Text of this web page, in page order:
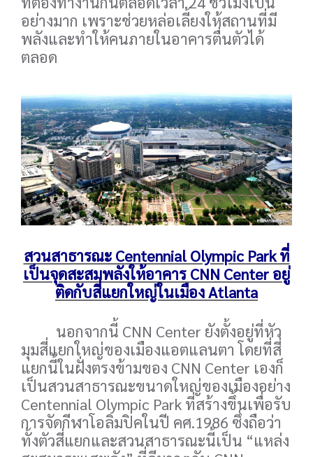
อย่างมาก เพราะช่วยหล่อเลี้ยงให้สถานที่มี
พลังและทำให้คนภายในอาคารตื่นตัวได้
ตลอด
สวนสาธารณะ Centennial Olympic Park ที่
เป็นจุดสะสมพลังให้อาคาร CNN Center อยู่
ติดกับสี่แยกใหญ่ในเมือง Atlanta
นอกจากนี้ CNN Center ยังตั้งอยู่ที่หัว
มุมสี่แยกใหญ่ของเมืองแอตแลนตา โดยที่สี่
แยกนี้ในฝั่งตรงข้ามของ CNN Center เองก็
เป็นสวนสาธารณะขนาดใหญ่ของเมืองอย่าง
Centennial Olympic Park ที่สร้างขึ้นเพื่อรับ
การจัดกีฬาโอลิมปิคในปี คศ.1986 ซึ่งถือว่า
ทั้งตัวสี่แยกและสวนสาธารณะนี้เป็น “แหล่ง